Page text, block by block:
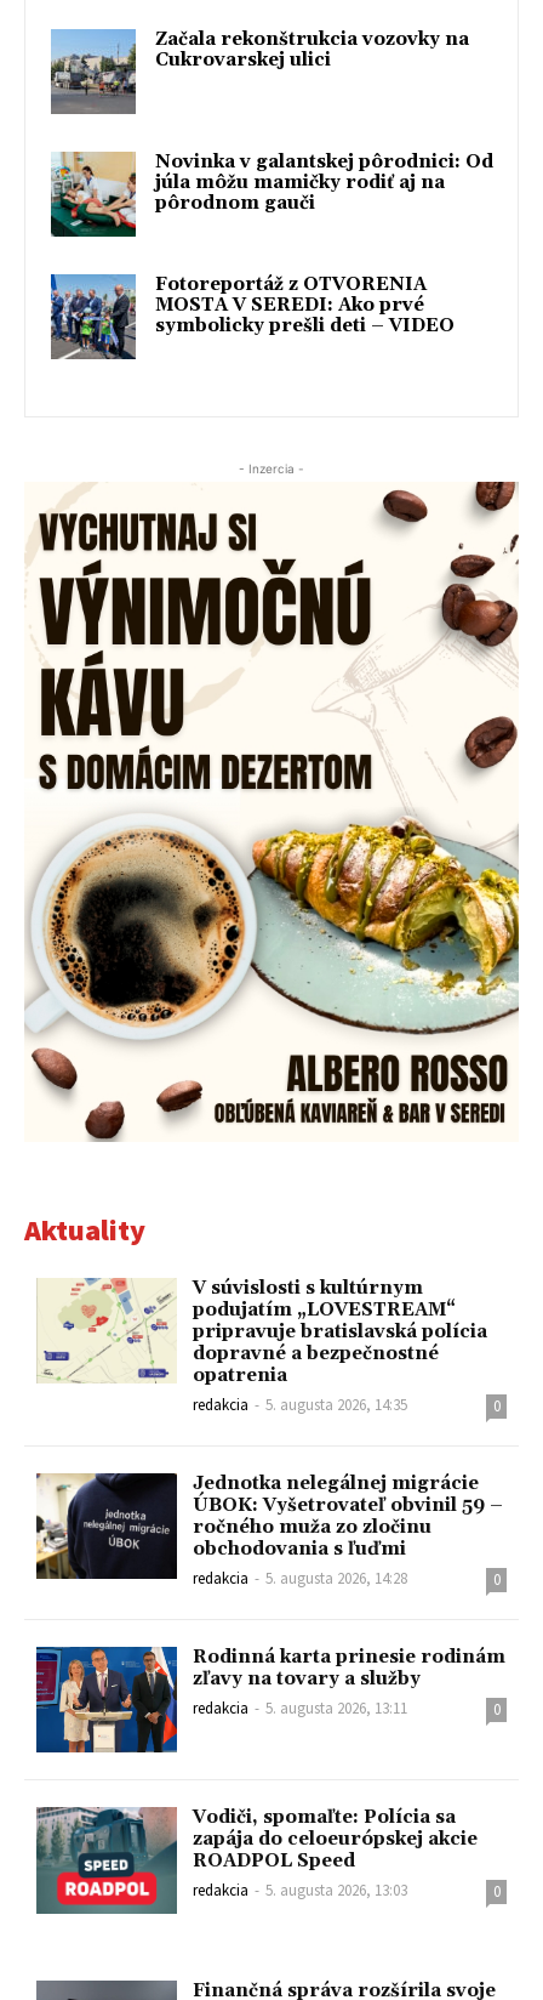
Začala rekonštrukcia vozovky na
Cukrovarskej ulici
Novinka v galantskej pôrodnici: Od
júla môžu mamičky rodiť aj na
pôrodnom gauči
Fotoreportáž z OTVORENIA
MOSTA V SEREDI: Ako prvé
symbolicky prešli deti – VIDEO
- Inzercia -
Aktuality
V súvislosti s kultúrnym
podujatím „LOVESTREAM“
pripravuje bratislavská polícia
dopravné a bezpečnostné
opatrenia
redakcia - 5. augusta 2026, 14:35 0
Jednotka nelegálnej migrácie
ÚBOK: Vyšetrovateľ obvinil 59 –
ročného muža zo zločinu
obchodovania s ľuďmi
redakcia - 5. augusta 2026, 14:28 0
Rodinná karta prinesie rodinám
zľavy na tovary a služby
redakcia - 5. augusta 2026, 13:11 0
Vodiči, spomaľte: Polícia sa
zapája do celoeurópskej akcie
ROADPOL Speed
redakcia - 5. augusta 2026, 13:03 0
Finančná správa rozšírila svoje